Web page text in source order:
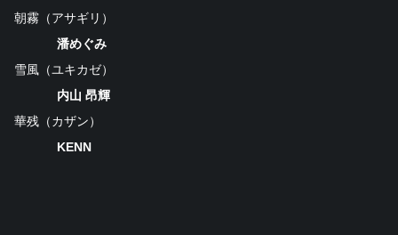
朝霧（アサギリ）
潘めぐみ
雪風（ユキカゼ）
内山 昂輝
華残（カザン）
KENN